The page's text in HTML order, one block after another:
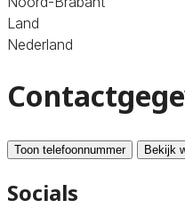
Land
Nederland
Toon telefoonnummer Bekijk
Socials